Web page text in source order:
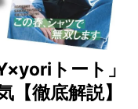
ベストコ